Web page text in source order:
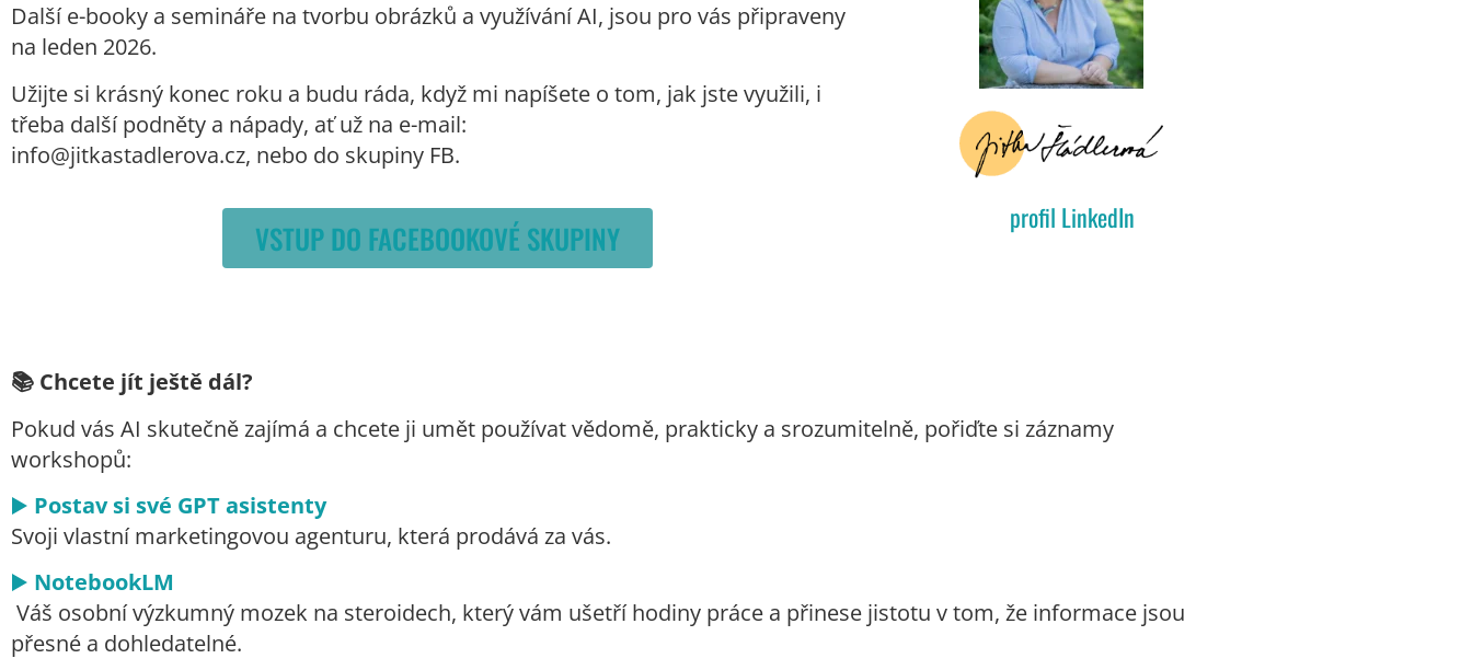
Další e-booky a semináře na tvorbu obrázků a využívání AI, jsou pro vás připraveny
na leden 2026.
Užijte si krásný konec roku a budu ráda, když mi napíšete o tom, jak jste využili, i
třeba další podněty a nápady, ať už na e-mail:
info@jitkastadlerova.cz, nebo do skupiny FB.
VSTUP DO FACEBOOKOVÉ SKUPINY
profil LinkedIn
📚 Chcete jít ještě dál?
Pokud vás AI skutečně zajímá a chcete ji umět používat vědomě, prakticky a srozumitelně, pořiďte si záznamy
workshopů:
▶️ Postav si své GPT asistenty
Svoji vlastní marketingovou agenturu, která prodává za vás.
▶️ NotebookLM
Váš osobní výzkumný mozek na steroidech, který vám ušetří hodiny práce a přinese jistotu v tom, že informace jsou
přesné a dohledatelné.